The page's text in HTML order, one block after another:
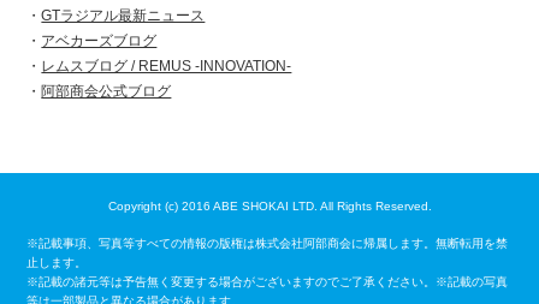
GTラジアル最新ニュース
アベカーズブログ
レムスブログ / REMUS -INNOVATION-
阿部商会公式ブログ
Copyright (c) 2016 ABE SHOKAI LTD. All Rights Reserved.
※記載事項、写真等すべての情報の版権は株式会社阿部商会に帰属します。無断転用を禁
止します。
※記載の諸元等は予告無く変更する場合がございますのでご了承ください。※記載の写真
等は一部製品と異なる場合があります。